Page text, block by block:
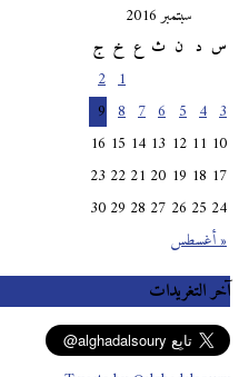
سبتمبر 2016
س
ن ث خ ج
« أغسطس
10
11
12
13
14
15
16
17
18
19
20
21
22
23
24
25
26
27
28
29
30
آخر التغريدات